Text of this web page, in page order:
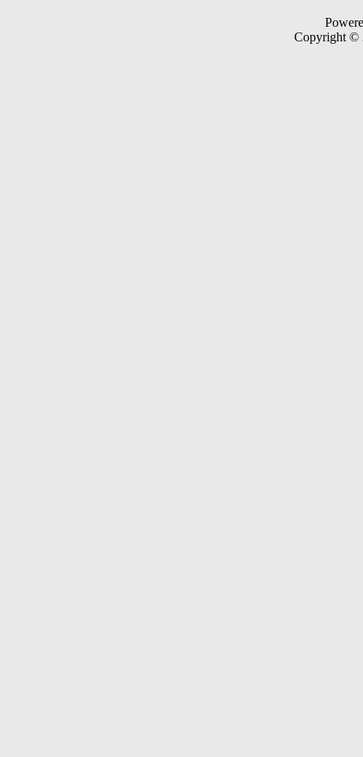
Copyright ©